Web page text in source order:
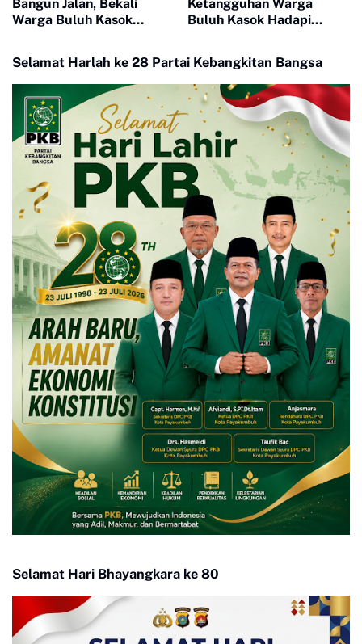
Bangun Jalan, Bekali
Warga Buluh Kasok
Ketangguhan Warga
Buluh Kasok Hadapi
Selamat Harlah ke 28 Partai Kebangkitan Bangsa
Selamat Hari Bhayangkara ke 80